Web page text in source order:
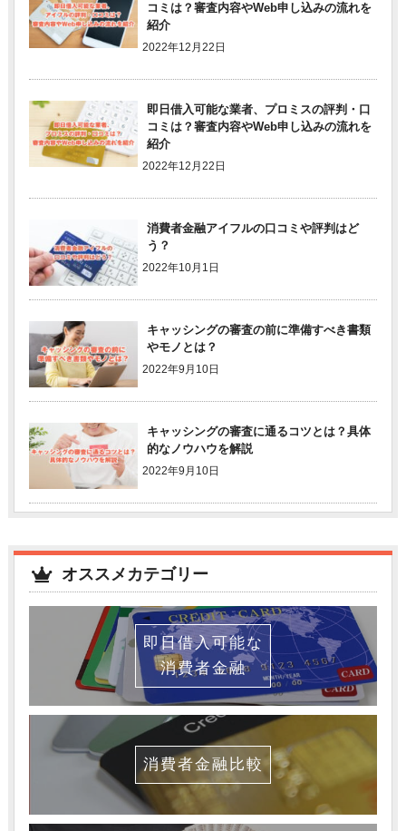
コミは？審査内容やWeb申し込みの流れを
紹介
2022年12月22日
即日借入可能な業者、プロミスの評判・口
コミは？審査内容やWeb申し込みの流れを
紹介
2022年12月22日
消費者金融アイフルの口コミや評判はど
う？
2022年10月1日
キャッシングの審査の前に準備すべき書類
やモノとは？
2022年9月10日
キャッシングの審査に通るコツとは？具体
的なノウハウを解説
2022年9月10日
オススメカテゴリー
即日借入可能な
消費者金融
消費者金融比較